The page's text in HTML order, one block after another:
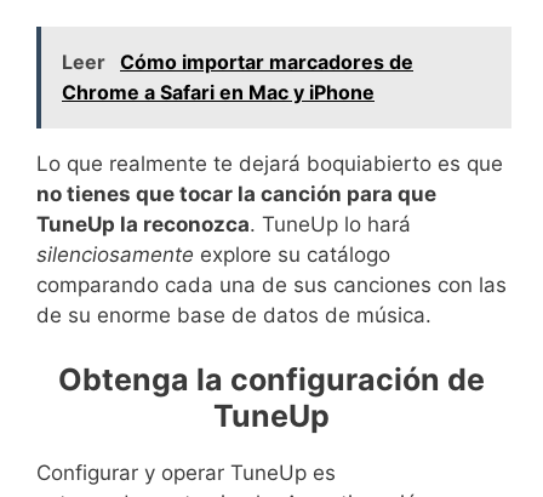
Leer Cómo importar marcadores de
Chrome a Safari en Mac y iPhone
Lo que realmente te dejará boquiabierto es que
no tienes que tocar la canción para que
TuneUp la reconozca. TuneUp lo hará
silenciosamente explore su catálogo
comparando cada una de sus canciones con las
de su enorme base de datos de música.
Obtenga la configuración de
TuneUp
Configurar y operar TuneUp es